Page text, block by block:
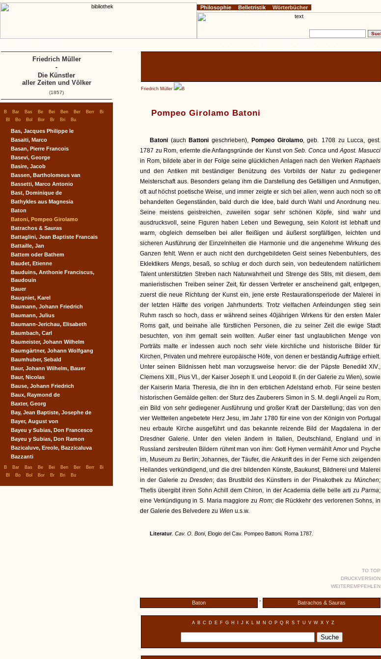
Friedrich Müller B
Pompeo Girolamo Batoni
Batoni (auch Battoni geschrieben), Pompeo Girolamo, geb. 1708 zu Lucca, gest.
1787 zu Rom, erlernte die Anfangsgründe der Kunst vonSeb. Conca undAgost. Masucci
in Rom, bildete aber in der Folge seine glücklichen Anlagen nach den Werken Raphaels
und den Antiken mit beständiger Benützung des Vorbilds der Natur zu gediegener
Meisterschaft aus. Besonders gelang ihm die Darstellung des Gefälligen und Anmutigen,
oft auf höchst poetische Weise, und immer zeigte er sich bei allen, wenn auch noch so oft
behandelten Gegenständen, bald durch die Idee, bald durch Wahl und Anordnung neu.
Seine meistens geistreichen, zuweilen sogar sehr schönen Köpfe, sind wahr und
ausdrucksvoll, seine Figuren haben Leben und Bewegung, sein Kolorit ist lebhaft und
warm, obgleich demselben bei aller fleißigen und äußerst sorgfältigen, leichten und
sicheren Ausführung der Einzelnheiten die Harmonie und die angenehme Wirkung des
Ganzen fehlt. Wenn er auch nicht den durchgebildeten Geist seines Nebenbuhlers, des
Eklektikers Mengs, besaß, so schlug er doch durch sein, von bedeutendem natürlichem
Talent unterstützten Streben nach Naturwahrheit und Strenge des Stils, mit diesem, dem
manieristischen Treiben seiner Zeit, für dessen Vertreter er anscheinend galt, entgegen,
zuerst die neue Richtung der Kunst ein, jene erste Restaurationsperiode der Malerei in
der letzten Hälfte des vorigen Jahrhunderts. Trotz vielfachen Anfeindungen stieg sein
Ruhm rasch so hoch, dass er während seines 40jährigen Wirkens für den ersten Maler
Roms galt, und beinahe alle fürstlichen Personen, die zu seiner Zeit die ewige Stadt
besuchten, von ihm gemalt sein wollten. Außer einer fast unglaublichen Menge von
Porträts malte er indessen auch noch sehr viele kirchliche und historische Bilder für
Kirchen, Privaten und mehrere europäische Höfe, von denen er beständig Aufträge erhielt.
Unter seinen Bildnissen hebt man vorzugsweise hervor: die der Päpste Benedikt XIV.,
Clemens XIII., Pius VI., der Kaiser Joseph II. und Leopold II. (in der Galerie zu Wien), sowie
der Kaiserin Maria Theresia, die ihn in den erblichen Adelstand erhob. Für seine besten
historischen Gemälde gelten: der Sturz des Zauberers Simon in S. M. degli Angeli zu Rom,
ein Bild von sehr gediegener Ausführung und großer Kraft der Darstellung; das von den
vier Weltteilen angebetete Herz Jesu, im Jahr 1780 für eine von der Königin von Portugal
neu erbaute Kirche ausgeführt und das bekannte reizende Bild der Magdalena in der
Dresdner Galerie. Unter den vielen ändern in Italien, Deutschland, England und in
Russland zerstreuten Bildern rühmt man von ihm: Gott Hymen vermählt Amor und Psyche
im, Museum zu Berlin; Johannes, der Täufer, die Ankunft des in der Ferne sich zeigenden
Heilandes verkündigend, und die drei bildenden Künste, Baukunst, Bildnerei und Malerei
in der Galerie zu Dresden; das Brustbild des Künstlers in der Pinakothek zuMünchen;
Thetis übergibt ihren Sohn Achill dem Chiron, in der Academia delle belle arti zu Parma;
eine Verkündigung in S. Maria maggiore zu Rom; die Rückkehr des verlorenen Sohns, in
der Galerie des Belvedere zu Wien u.s.w.
Literatur. Cav. O. Boni, Elogio del Cav. Pompeo Battoni. Roma 1787.
TO TOP
DRUCKVERSION
WEITEREMPFEHLEN
Baton - Batrachos & Sauras
A B C D E F G H J K L M N O P Q R S T U V W X Y Z
B Bar Bas Be Bei Ben Ber Berr Bi
Bl Bo Bol Bor Br Bri Bu
Bas, Jacques Philippe le
Basaiti, Marco
Basan, Pierre Francois
Basevi, George
Basire, Jacob
Bassen, Bartholomeus van
Bassetti, Marco Antonio
Bast, Dominique de
Bathykles aus Magnesia
Baton
Batoni, Pompeo Girolamo
Batrachos & Sauras
Battaglini, Jean Baptiste Francais
Battaille, Jan
Battem oder Bathem
Baudet, Etienne
Bauduins, Anthonie Franciscus,
Baudouin
Bauer
Baugniet, Karel
Baumann, Johann Friedrich
Baumann, Julius
Baumann-Jerichau, Elisabeth
Baumbach, Carl
Baumeister, Johann Wilhelm
Baumgärtner, Johann Wolfgang
Baumhuber, Sebald
Baur, Johann Wilhelm, Bauer
Baur, Nicolas
Bause, Johann Friedrich
Baux, Raymond de
Baxter, Georg
Bay, Jean Baptiste, Josephe de
Bayer, August von
Bayeu y Subias, Don Francesco
Bayeu y Subias, Don Ramon
Bazicaluve, Ereole, Bazzicaluva
Bazzanti
B Bar Bas Be Bei Ben Ber Berr Bi
Bl Bo Bol Bor Br Bri Bu
Philosophie Belletristik Wörterbücher
Friedrich Müller
-
Die Künstler
aller Zeiten und Völker
(1857)